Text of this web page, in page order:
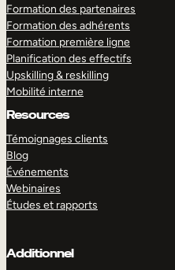
Formation des partenaires
Formation des adhérents
Formation première ligne
Planification des effectifs
Upskilling & reskilling
Mobilité interne
Resources
Témoignages clients
Blog
Événements
Webinaires
Études et rapports
Additionnel